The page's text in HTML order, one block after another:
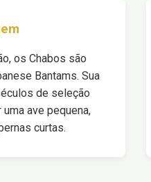
os Chabos são
Bantams. Sua
de seleção
ave pequena,
curtas.